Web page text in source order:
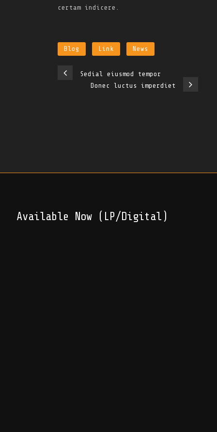
certam indicere.
Blog Link News
Sedial eiusmod tempor
Donec luctus imperdiet
Available Now (LP/Digital)